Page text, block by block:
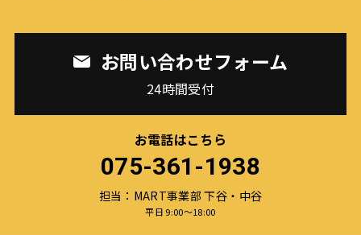
お問い合わせフォーム
24時間受付
お電話はこちら
075-361-1938
担当：MART事業部 下谷・中谷
平日 9:00〜18:00